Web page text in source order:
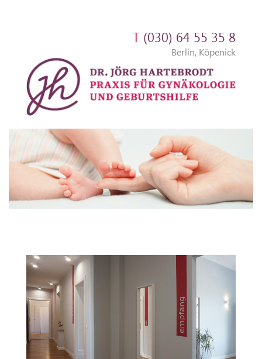
T (030) 64 55 35 8
Berlin, Köpenick